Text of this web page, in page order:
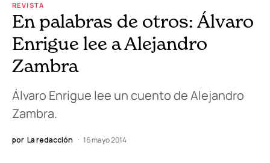
REVISTA
En palabras de otros: Álvaro
Enrigue lee a Alejandro
Zambra
Álvaro Enrigue lee un cuento de Alejandro
Zambra.
por La redacción 16 mayo 2014